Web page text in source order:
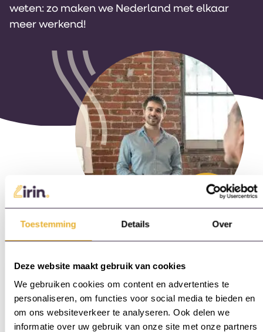
Toestemming Details Over
Deze website maakt gebruik van cookies
We gebruiken cookies om content en advertenties te
personaliseren, om functies voor social media te bieden en
om ons websiteverkeer te analyseren. Ook delen we
informatie over uw gebruik van onze site met onze partners
weten: zo maken we Nederland met elkaar
meer werkend!
Digital Learning Trainer
HBO
32-40 uur
€3.500 – €5.750